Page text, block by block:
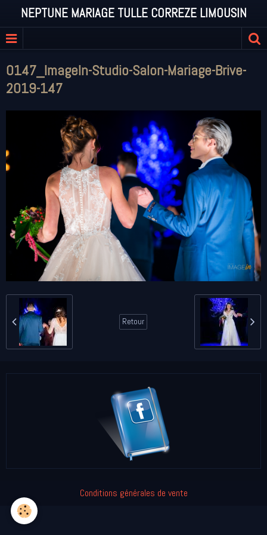
NEPTUNE MARIAGE TULLE CORREZE LIMOUSIN
0147_ImageIn-Studio-Salon-Mariage-Brive-
2019-147
Retour
Conditions générales de vente